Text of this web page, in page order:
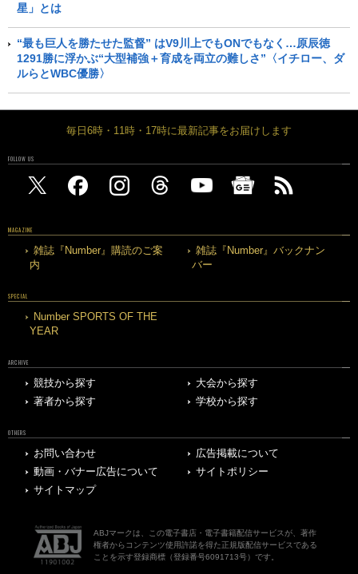
星」とは
“最も巨人を勝たせた監督” はV9川上でもONでもなく…原辰徳
1291勝に浮かぶ“大型補強＋育成を両立の難しさ”〈イチロー、ダ
ルらとWBC優勝〉
毎日6時・11時・17時に最新記事をお届けします
FOLLOW US
MAGAZINE
雑誌『Number』購読のご案
内
雑誌『Number』バックナン
バー
SPECIAL
Number SPORTS OF THE
YEAR
ARCHIVE
競技から探す
大会から探す
著者から探す
学校から探す
OTHERS
お問い合わせ
広告掲載について
動画・バナー広告について
サイトポリシー
サイトマップ
ABJマークは、この電子書店・電子書籍配信サービスが、著作
権者からコンテンツ使用許諾を得た正規版配信サービスである
ことを示す登録商標（登録番号6091713号）です。